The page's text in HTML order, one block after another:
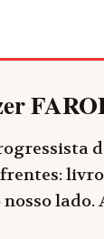
lado.